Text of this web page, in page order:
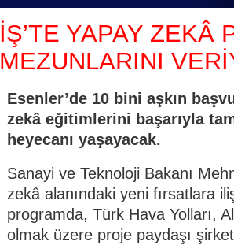
İŞ’TE YAPAY ZEKÂ
MEZUNLARINI
Esenler’de 10 bini aşkın
zekâ eğitimlerini başarıyla
heyecanı yaşayacak.
Sanayi ve Teknoloji Bakanı
zekâ alanındaki yeni fırsatlara
programda, Türk Hava Yolları,
olmak üzere proje paydaşı